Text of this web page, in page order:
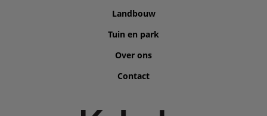
Landbouw
Tuin en park
Over ons
Contact